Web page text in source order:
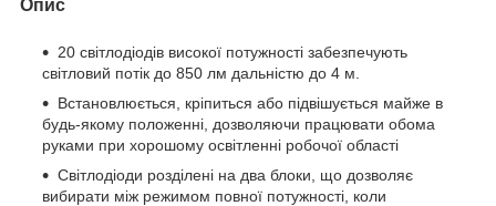
Опис
20 світлодіодів високої потужності забезпечують
світловий потік до 850 лм дальністю до 4 м.
Встановлюється, кріпиться або підвішується майже в
будь-якому положенні, дозволяючи працювати обома
руками при хорошому освітленні робочої області
Світлодіоди розділені на два блоки, що дозволяє
вибирати між режимом повної потужності, коли